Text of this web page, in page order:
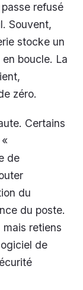
refusé
Souvent,
stocke un
boucle. La
zéro.
Certains
de
du
du poste.
retiens
de